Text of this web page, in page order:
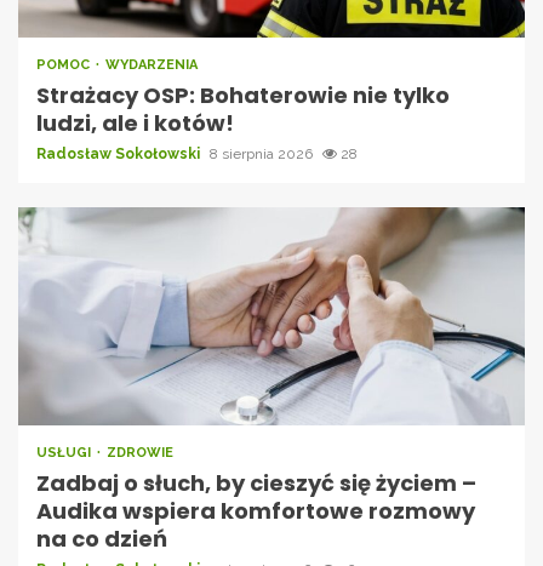
POMOC WYDARZENIA
Strażacy OSP: Bohaterowie nie tylko
ludzi, ale i kotów!
Radosław Sokołowski 8 sierpnia 2026 28
USŁUGI ZDROWIE
Zadbaj o słuch, by cieszyć się życiem –
Audika wspiera komfortowe rozmowy
na co dzień